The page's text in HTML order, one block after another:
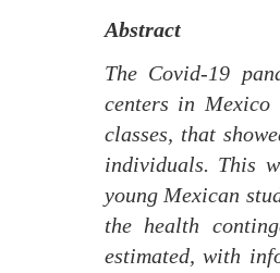
Abstract
The Covid-19
centers in
classes, that
individuals. This
young Mexican
the health
estimated, with